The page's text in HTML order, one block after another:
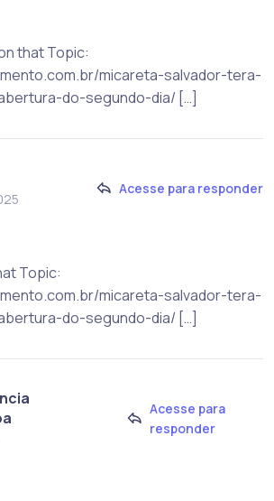
that Topic:
micareta-salvador-tera-
do-segundo-dia/ […]
Acesse para responder
Topic:
micareta-salvador-tera-
do-segundo-dia/ […]
Acesse para
responder